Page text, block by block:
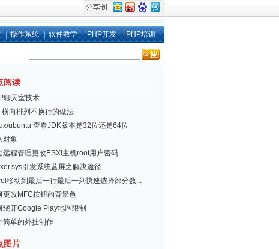
操作系统 软件教学 PHP开发 PHP培训
阅读
聊天室技术
横向排列不换行的做法
ubuntu 查看JDK版本是32位还是64位
对象
远程管理更改ESXi主机root用户密码
引发系统蓝屏之解决途径
移动到最后一行最后一列快速选择部分数...
更改MFC按钮的背景色
绕开Google Play地区限制
简单的外挂制作
图片